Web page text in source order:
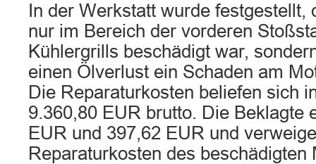
In der Werkstatt wurde festgestellt,
nur im Bereich der vorderen
Kühlergrills beschädigt war,
einen Ölverlust ein Schaden am
Die Reparaturkosten beliefen sich
9.360,80 EUR brutto. Die Beklagte
EUR und 397,62 EUR und
Reparaturkosten des beschädigten